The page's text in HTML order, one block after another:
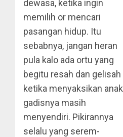
dewasa, ketika ingin
memilih or mencari
pasangan hidup. Itu
sebabnya, jangan heran
pula kalo ada ortu yang
begitu resah dan gelisah
ketika menyaksikan anak
gadisnya masih
menyendiri. Pikirannya
selalu yang serem-